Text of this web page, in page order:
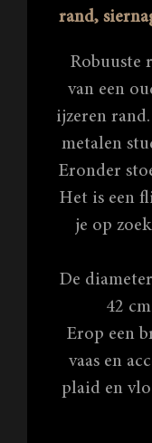
rand,
Robuuste
van een
ijzeren
metalen
Eronder
Het is een
je op
De
42
Erop een
vaas en
plaid en